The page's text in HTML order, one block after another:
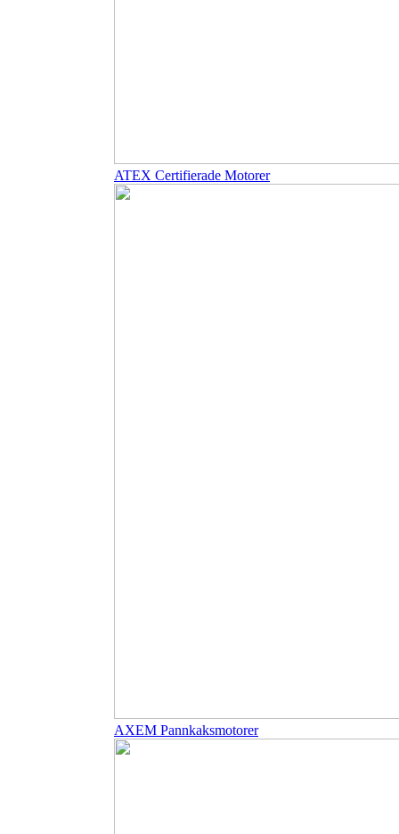
ATEX Certifierade Motorer
AXEM Pannkaksmotorer